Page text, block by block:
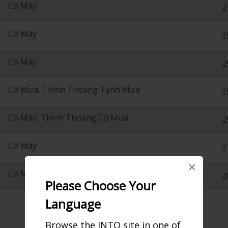
Please Choose Your
Language
Browse the JNTO site in one of
×
Có Mây
Có Mây
Có Mây
Có Mưa, Thỉnh Thoảng Tạnh Mưa
Có Mây, Thỉnh Thoảng Có Mưa
Có Mây
Có Mây